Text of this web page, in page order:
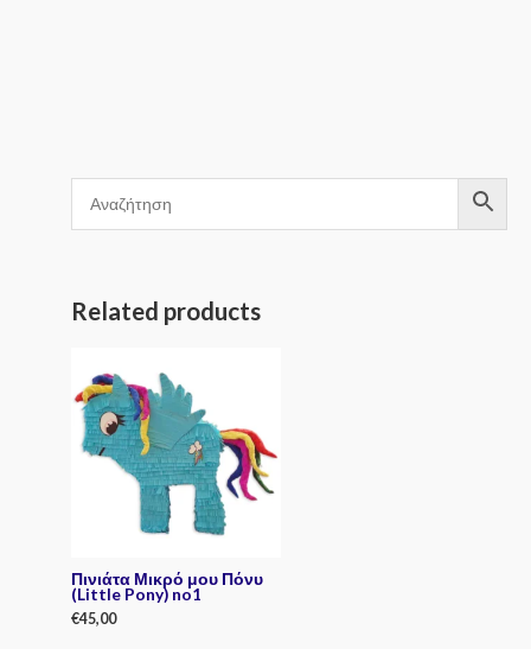
Related products
Πινιάτα Μικρό μου Πόνυ
(Little Pony) no1
€45,00